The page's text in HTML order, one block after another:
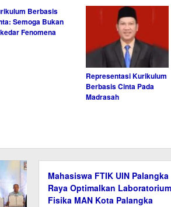
Berbasis
Semoga Bukan
Fenomena
Representasi Kurikulum
Berbasis Cinta Pada
Madrasah
Mahasiswa FTIK UIN Palangka
Raya Optimalkan Laboratorium
Fisika MAN Kota Palangka